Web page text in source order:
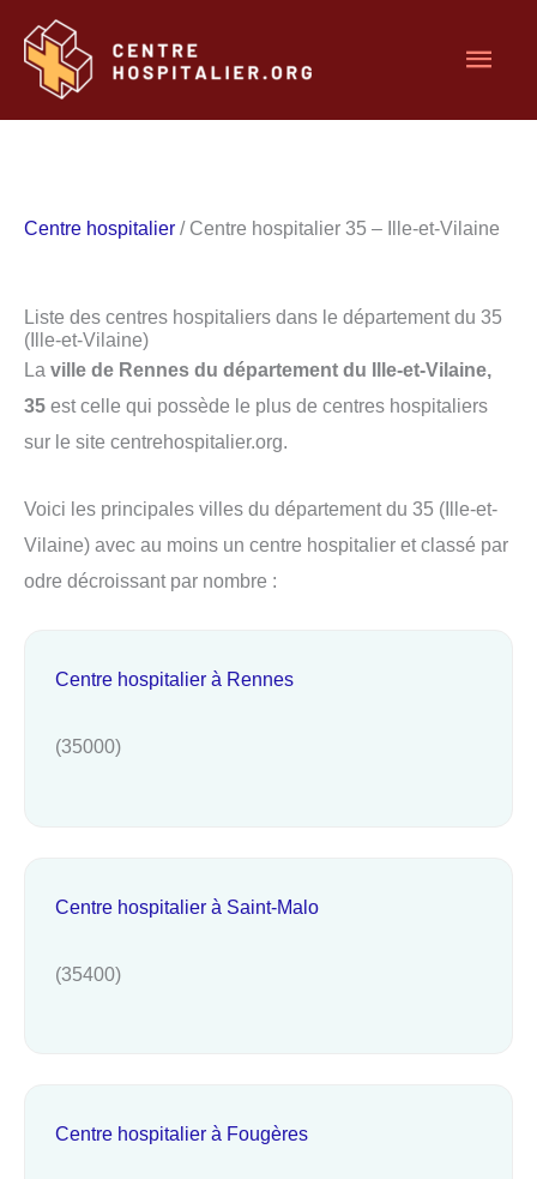
contenu
Centre hospitalier / Centre hospitalier 35 – Ille-et-Vilaine
Liste des centres hospitaliers dans le département du 35
(Ille-et-Vilaine)
La ville de Rennes du département du Ille-et-Vilaine,
35 est celle qui possède le plus de centres hospitaliers
sur le site centrehospitalier.org.
Voici les principales villes du département du 35 (Ille-et-
Vilaine) avec au moins un centre hospitalier et classé par
odre décroissant par nombre :
Centre hospitalier à Rennes
(35000)
Centre hospitalier à Saint-Malo
(35400)
Centre hospitalier à Fougères